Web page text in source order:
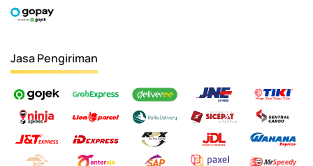
Jasa Pengiriman